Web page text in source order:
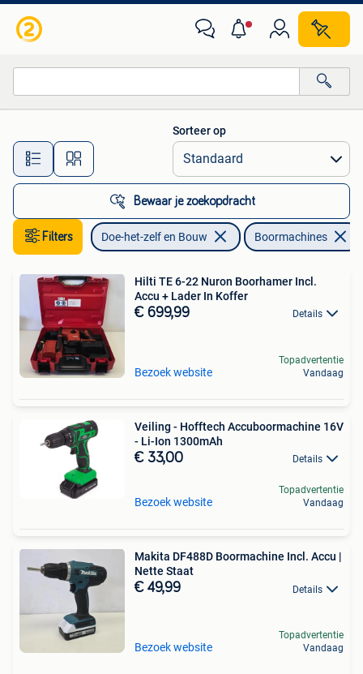
Alle afstanden…
Sorteer op
Bewaar je zoekopdracht
Filters Doe-het-zelf en Bouw Boormachines
Hilti TE 6-22 Nuron Boorhamer Incl.
Accu + Lader In Koffer
€ 699,99 Details
Bezoek website
Topadvertentie
Vandaag
Veiling - Hofftech Accuboormachine 16V
- Li-Ion 1300mAh
€ 33,00 Details
Bezoek website
Topadvertentie
Vandaag
Makita DF488D Boormachine Incl. Accu |
Nette Staat
€ 49,99 Details
Bezoek website
Topadvertentie
Vandaag